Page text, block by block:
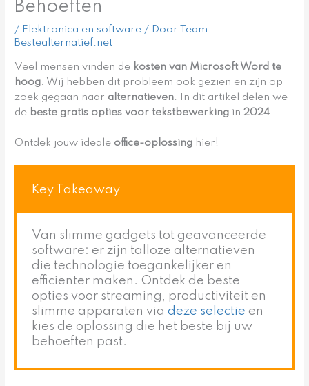
Behoeften
/ Elektronica en software / Door
Team
Bestealternatief.net
Veel mensen vinden de kosten van Microsoft Word te
hoog. Wij hebben dit probleem ook gezien en zijn op
zoek gegaan naar alternatieven. In dit artikel delen we
de beste gratis opties voor tekstbewerking in2024.
Ontdek jouw ideale office-oplossing hier!
Key Takeaway
Van slimme gadgets tot geavanceerde
software: er zijn talloze alternatieven
die technologie toegankelijker en
efficiënter maken. Ontdek de beste
opties voor streaming, productiviteit en
slimme apparaten viadeze selectie en
kies de oplossing die het beste bij uw
behoeften past.